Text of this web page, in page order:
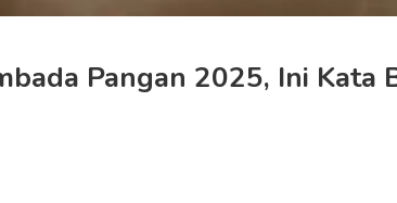
Pangan 2025, Ini Kata